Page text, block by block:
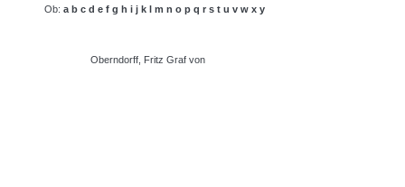
Ob: a b c d e f g h i j k l m n o p q r s t u v w x y
Oberndorff, Fritz Graf von